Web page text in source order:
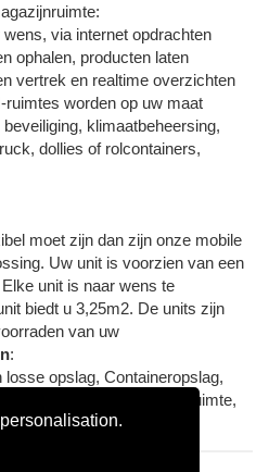
via internet opdrachten
ophalen, producten laten
vertrek en realtime overzichten
worden op uw maat
klimaatbeheersing,
dollies of rolcontainers,
moet zijn dan zijn onze mobile
Uw unit is voorzien van een
unit is naar wens te
biedt u 3,25m2. De units zijn
van uw
:
opslag, Containeropslag,
Multifuncionele magazijnruimte,